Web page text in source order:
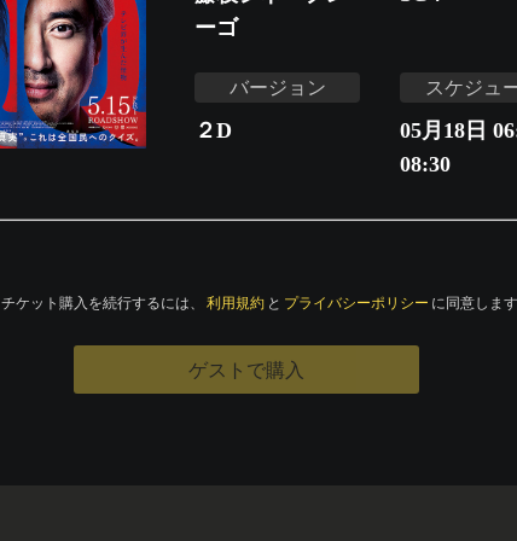
ーゴ
バージョン
２D
スケジュ
05月18日
08:30
チケット購入を続行するには、 利用規約 と プライバシーポリシー に同意します
ゲストで購入